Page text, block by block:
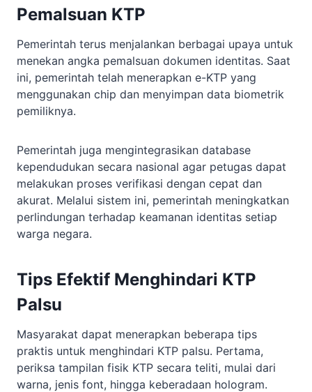
Pemalsuan KTP
Pemerintah terus menjalankan berbagai upaya untuk
menekan angka pemalsuan dokumen identitas. Saat
ini, pemerintah telah menerapkan e-KTP yang
menggunakan chip dan menyimpan data biometrik
pemiliknya.
Pemerintah juga mengintegrasikan database
kependudukan secara nasional agar petugas dapat
melakukan proses verifikasi dengan cepat dan
akurat. Melalui sistem ini, pemerintah meningkatkan
perlindungan terhadap keamanan identitas setiap
warga negara.
Tips Efektif Menghindari KTP
Palsu
Masyarakat dapat menerapkan beberapa tips
praktis untuk menghindari KTP palsu. Pertama,
periksa tampilan fisik KTP secara teliti, mulai dari
warna, jenis font, hingga keberadaan hologram.